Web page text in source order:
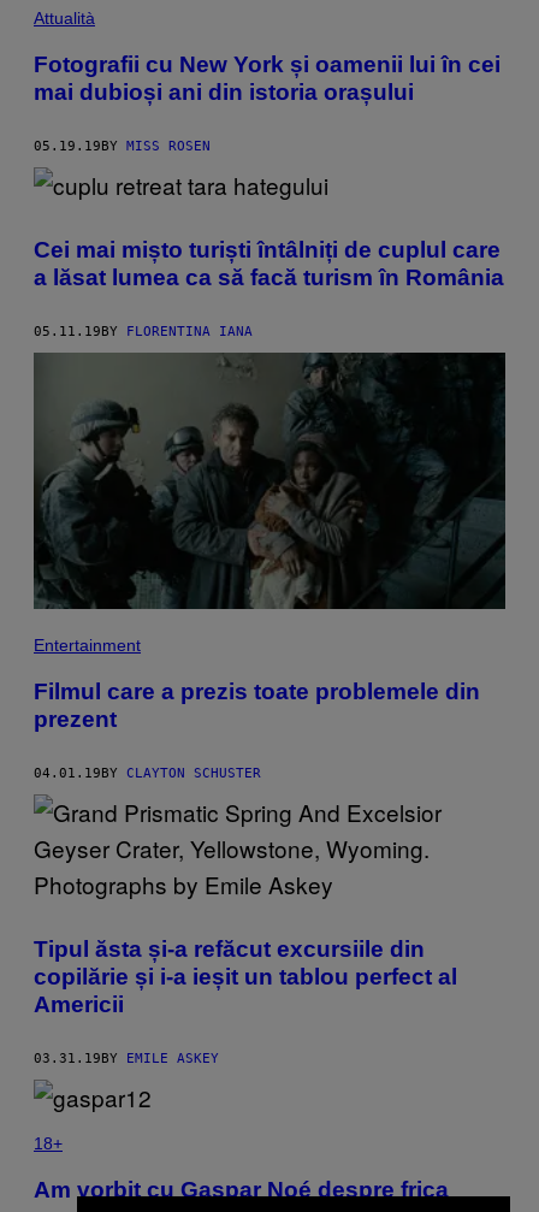
Attualità
Fotografii cu New York și oamenii lui în cei
mai dubioși ani din istoria orașului
05.19.19BY MISS ROSEN
Cei mai mișto turiști întâlniți de cuplul care
a lăsat lumea ca să facă turism în România
05.11.19 BY FLORENTINA IANA
Entertainment
Filmul care a prezis toate problemele din
prezent
04.01.19BY CLAYTON SCHUSTER
Tipul ăsta și-a refăcut excursiile din
copilărie și i-a ieșit un tablou perfect al
Americii
03.31.19 BY EMILE ASKEY
18+
Am vorbit cu Gaspar Noé despre frica